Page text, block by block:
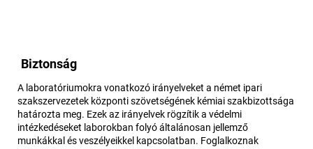
Biztonság
A laboratóriumokra vonatkozó irányelveket a német ipari
szakszervezetek központi szövetségének kémiai szakbizottsága
határozta meg. Ezek az irányelvek rögzítik a védelmi
intézkedéseket laborokban folyó általánosan jellemző
munkákkal és veszélyeikkel kapcsolatban. Foglalkoznak